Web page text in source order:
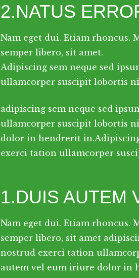
2.NATUS
Nam eget dui. Etiam rhoncus.
semper libero, sit amet.
Adipiscing sem neque sed
ullamcorper suscipit lobortis
adipiscing sem neque sed
ullamcorper suscipit lobortis
dolor in hendrerit
exerci tation ullamcorper
1.DUIS AUTEM
Nam eget dui. Etiam rhoncus.
semper libero, sit amet
nostrud exerci tation
autem vel eum iriure dolor in